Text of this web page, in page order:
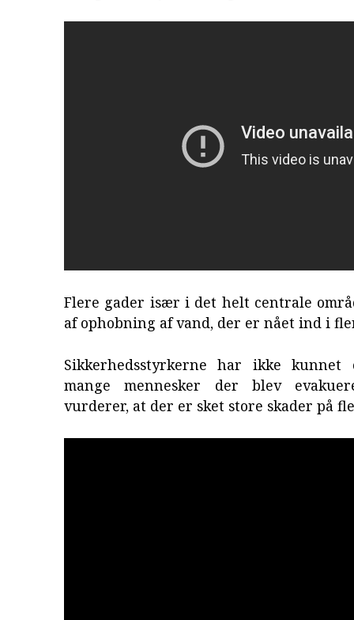
Flere gader især i det helt centrale
af ophobning af vand, der er nået ind i
Sikkerhedsstyrkerne har ikke kunnet
mange mennesker der blev
vurderer, at der er sket store skader på